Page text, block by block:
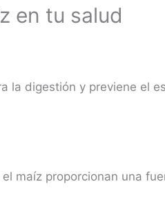
en tu salud
la digestión y previene el
maíz proporcionan una